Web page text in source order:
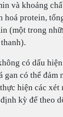
và khoáng
hoá protein,
(một trong
có dấu
có thể đảm
hiện các
kỳ để theo